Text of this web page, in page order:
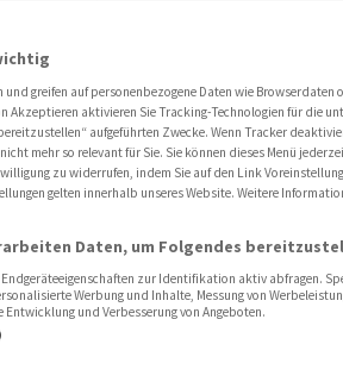
greifen auf personenbezogene Daten wie Browserdaten
Akzeptieren aktivieren Sie Tracking-Technologien für die
aufgeführten Zwecke. Wenn Tracker
mehr so relevant für Sie. Sie können dieses Menü
zu widerrufen, indem Sie auf den Link
gelten innerhalb unseres Website. Weitere
Daten, um Folgendes
zur Identifikation aktiv abfragen.
Werbung und Inhalte, Messung von
und Verbesserung von Angeboten.